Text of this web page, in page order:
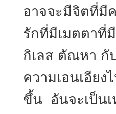
อาจจะมีจิตที่มี
รักที่มีเมตตาที่
กิเลส ตัณหา กั
ความเอนเอีย
ขึ้น อันจะเป็นเ